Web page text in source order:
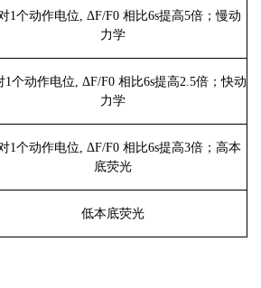
1个动作电位, ΔF/F0 相比6s提高5倍；慢动
力学
1个动作电位, ΔF/F0 相比6s提高2.5倍；快动
力学
1个动作电位, ΔF/F0 相比6s提高3倍；高本
底荧光
低本底荧光